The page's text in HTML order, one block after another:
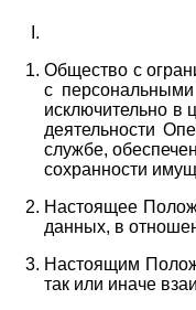
Общество с
с
исключительно в
деятельности
службе,
сохранности
Настоящее
данных, в
Настоящим
так или иначе